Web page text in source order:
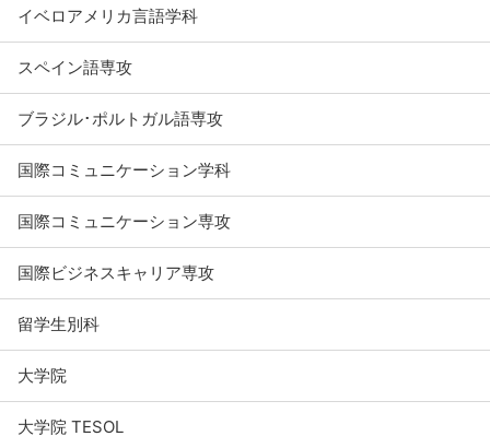
イベロアメリカ言語学科
スペイン語専攻
ブラジル･ポルトガル語専攻
国際コミュニケーション学科
国際コミュニケーション専攻
国際ビジネスキャリア専攻
留学生別科
大学院
大学院 TESOL